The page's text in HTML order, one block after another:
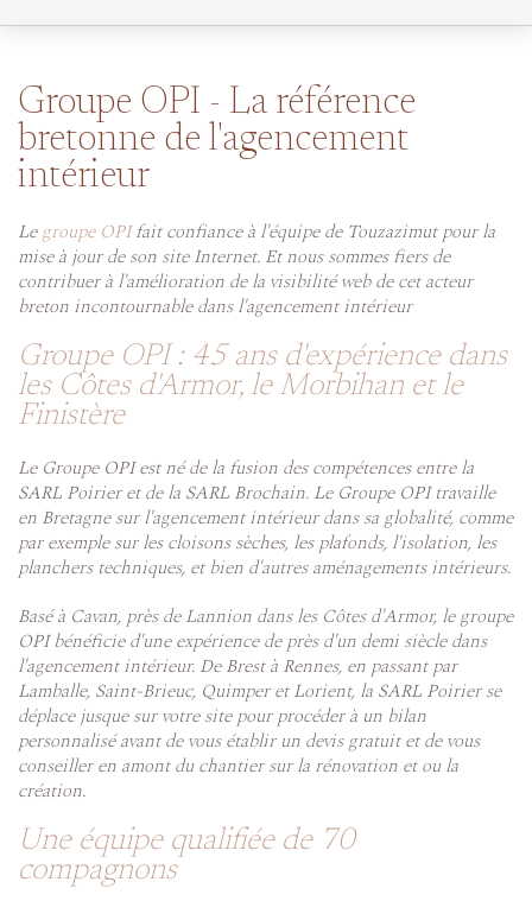
Groupe OPI - La référence
bretonne de l'agencement
intérieur
Legroupe OPIfait confiance à l'équipe de Touzazimut pour la
mise à jour de son site Internet. Et nous sommes fiers de
contribuer à l'amélioration de la visibilité web de cet acteur
breton incontournable dans l'agencement intérieur
Groupe OPI : 45 ans d'expérience dans
les Côtes d'Armor, le Morbihan et le
Finistère
Le Groupe OPI est né de la fusion des compétences entre la
SARL Poirier et de la SARL Brochain. Le Groupe OPI travaille
en Bretagne sur l'agencement intérieur dans sa globalité, comme
par exemple sur les cloisons sèches, les plafonds, l'isolation, les
planchers techniques, et bien d'autres aménagements intérieurs.
Basé à Cavan, près de Lannion dans les Côtes d'Armor, le groupe
OPI bénéficie d'une expérience de près d'un demi siècle dans
l'agencement intérieur. De Brest à Rennes, en passant par
Lamballe, Saint-Brieuc, Quimper et Lorient, la SARL Poirier se
déplace jusque sur votre site pour procéder à un bilan
personnalisé avant de vous établir un devis gratuit et de vous
conseiller en amont du chantier sur la rénovation et ou la
création.
Une équipe qualifiée de 70
compagnons